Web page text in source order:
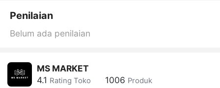
Penilaian
Belum ada penilaian
MS MARKET
4.1 Rating Toko 1006 Produk